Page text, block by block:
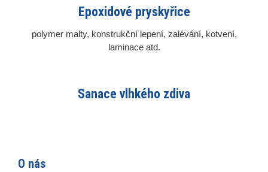
Epoxidové pryskyřice
polymer malty, konstrukční lepení, zalévání, kotvení,
laminace atd.
Sanace vlhkého zdiva
O nás